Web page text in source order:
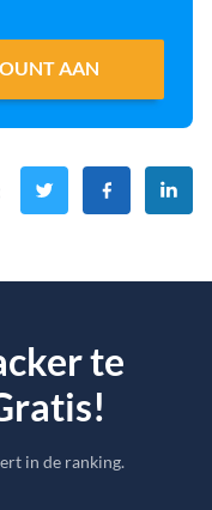
AAN
te
in de ranking.